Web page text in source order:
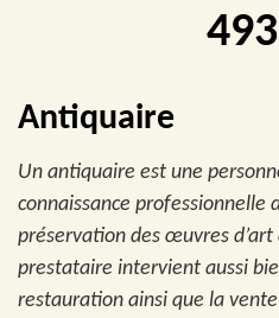
Antiquaire
Un antiquaire est une
connaissance professionnelle
préservation des œuvres d’art
prestataire intervient aussi
restauration ainsi que la